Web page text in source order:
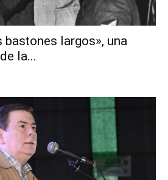
bastones largos», una
la...